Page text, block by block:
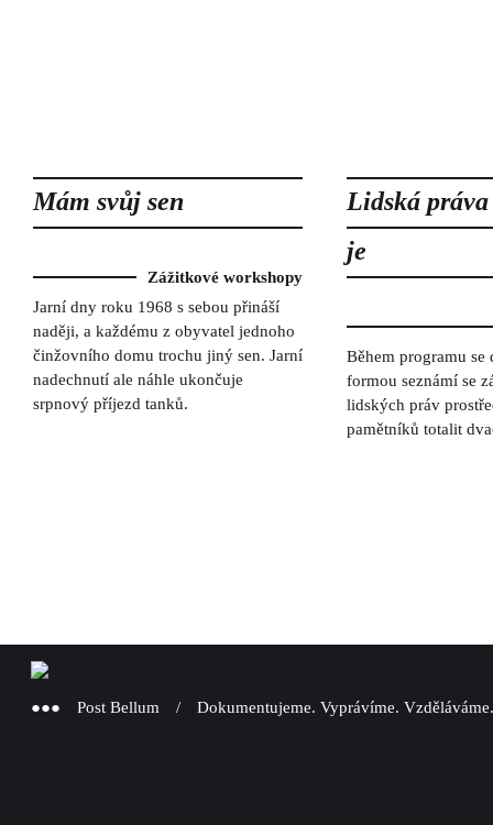
Mám svůj sen
Zážitkové workshopy
Jarní dny roku 1968 s sebou přináší
naději, a každému z obyvatel jednoho
činžovního domu trochu jiný sen. Jarní
nadechnutí ale náhle ukončuje
srpnový příjezd tanků.
Lidská
je
Během programu
formou seznámí se
lidských práv
pamětníků totalit
●●● Post Bellum / Dokumentujeme. Vyprávíme.